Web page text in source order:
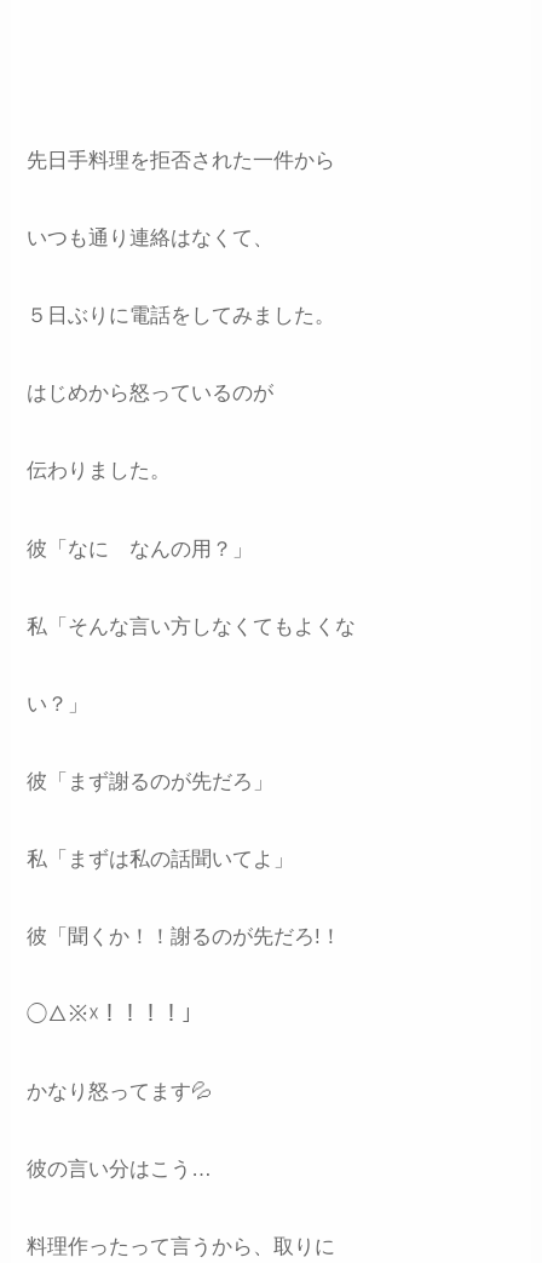
先日手料理を拒否された一件から
いつも通り連絡はなくて、
５日ぶりに電話をしてみました。
はじめから怒っているのが
伝わりました。
彼「なに なんの用？」
私「そんな言い方しなくてもよくな
い？」
彼「まず謝るのが先だろ」
私「まずは私の話聞いてよ」
彼「聞くか！！謝るのが先だろ!！
◯△※☓！！！！」
かなり怒ってます💦
彼の言い分はこう…
料理作ったって言うから、取りに